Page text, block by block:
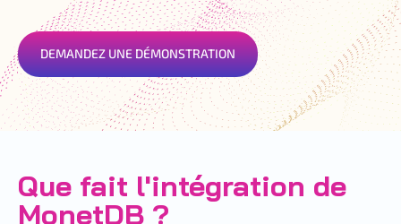
DEMANDEZ UNE DÉMONSTRATION
Que fait l'intégration de
MonetDB ?